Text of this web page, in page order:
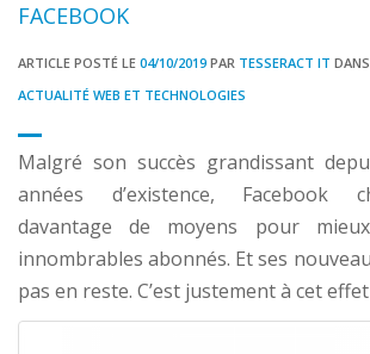
FACEBOOK
ARTICLE POSTÉ LE 04/10/2019 PAR TESSERACT IT
ACTUALITÉ WEB ET TECHNOLOGIES
Malgré son succès grandissant
années d’existence, Facebook
davantage de moyens pour
innombrables abonnés. Et ses
pas en reste. C’est justement à cet effet